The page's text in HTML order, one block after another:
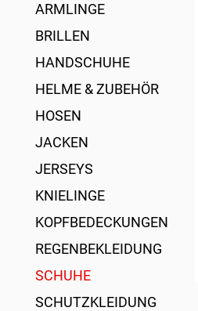
ARMLINGE
BRILLEN
HANDSCHUHE
HELME & ZUBEHÖR
HOSEN
JACKEN
JERSEYS
KNIELINGE
KOPFBEDECKUNGEN
REGENBEKLEIDUNG
SCHUHE
SCHUTZKLEIDUNG